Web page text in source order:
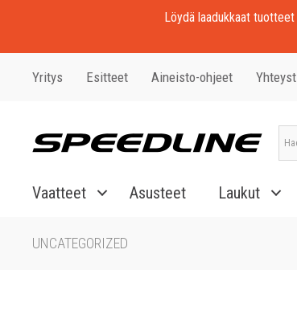
Löydä laadukkaat
Yritys Esitteet Aineisto-ohjeet
Vaatteet Asusteet Laukut
UNCATEGORIZED